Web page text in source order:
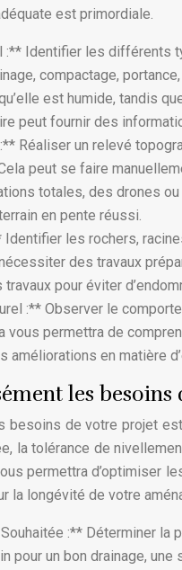
est primordiale.
:** Identifier les différents
compactage,
est humide, tandis
peut fournir des
Réaliser un relevé
peut se faire
totales, des drones
en pente réussi.
les rochers,
des travaux
pour éviter
:** Observer le
vous permettra de
améliorations en matière
les besoins
besoins de votre projet
la tolérance de
permettra d’optimiser
la longévité de votre
:** Déterminer la
pour un bon drainage,